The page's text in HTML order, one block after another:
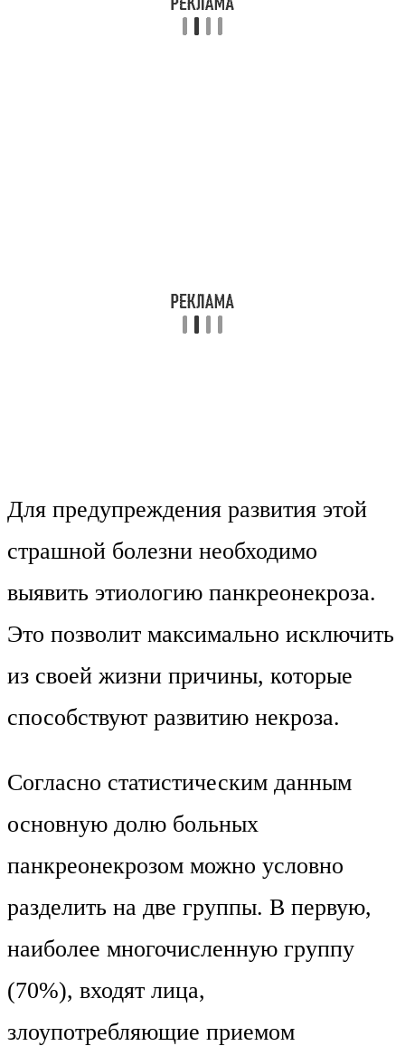
Для предупреждения развития этой
страшной болезни необходимо
выявить этиологию панкреонекроза.
Это позволит максимально исключить
из своей жизни причины, которые
способствуют развитию некроза.
Согласно статистическим данным
основную долю больных
панкреонекрозом можно условно
разделить на две группы. В первую,
наиболее многочисленную группу
(70%), входят лица,
злоупотребляющие приемом